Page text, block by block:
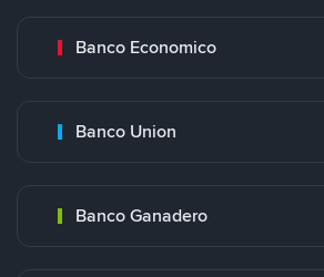
Banco Economico
Banco Union
Banco Ganadero